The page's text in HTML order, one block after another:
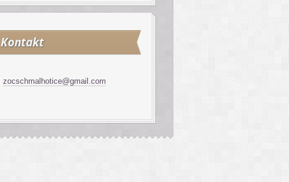
Kontakt
zocschmalhotice@gmail.com